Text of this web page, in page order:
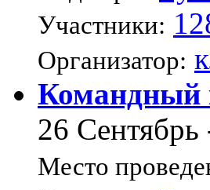
Участники:
Организатор:
Командный
26
Место